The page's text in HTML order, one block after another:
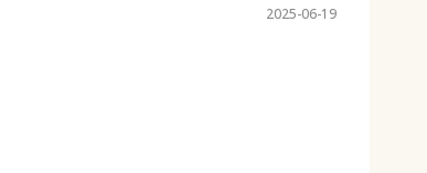
2025-06-19